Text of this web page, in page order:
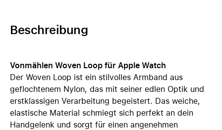
Beschreibung
Vonmählen Woven Loop für Apple Watch
Der Woven Loop ist ein stilvolles Armband aus
geflochtenem Nylon, das mit seiner edlen Optik und
erstklassigen Verarbeitung begeistert. Das weiche,
elastische Material schmiegt sich perfekt an dein
Handgelenk und sorgt für einen angenehmen